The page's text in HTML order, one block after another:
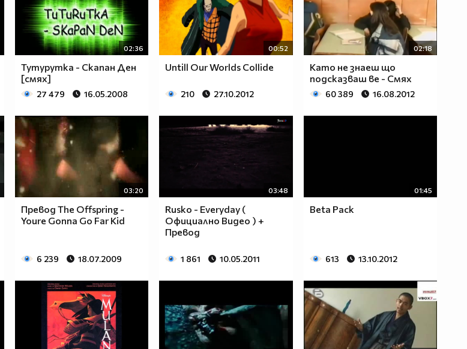
02:36
Тутурутка - Скапан Ден
[смях]
27 479 16.05.2008
00:52
Untill Our Worlds Collide
210 27.10.2012
02:18
Кaто не знаеш що
подсказваш ве - Смях
60 389 16.08.2012
03:20
Превод The Offspring -
Youre Gonna Go Far Kid
6 239 18.07.2009
03:48
Rusko - Everyday (
Официално Видео ) +
Превод
1 861 10.05.2011
01:45
Beta Pack
613 13.10.2012